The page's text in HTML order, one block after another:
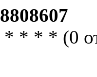
8808607
* * * * (0